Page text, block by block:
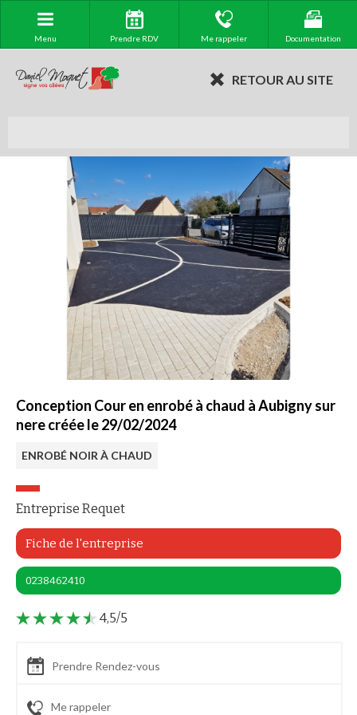
Menu Prendre RDV Me rappeler Documentation
RETOUR AU SITE
Conception Cour en enrobé à chaud à Aubigny sur
nere créée le 29/02/2024
ENROBÉ NOIR À CHAUD
Entreprise Requet
Fiche de l'entreprise
0238462410
4,5/5
Prendre Rendez-vous
Me rappeler